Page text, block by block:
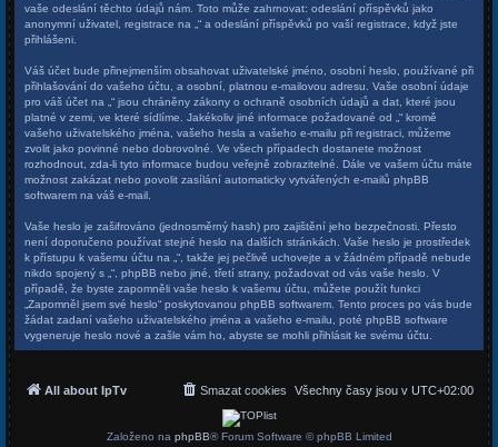
vaše odeslání těchto údajů nám. Toto může zahrnovat: odeslání příspěvků jako
anonymní uživatel, registrace na „“ a odeslání příspěvků po vaší registrace, když jste
přihlášeni.
Váš účet bude přinejmenším obsahovat uživatelské jméno, osobní heslo, používané při
přihlašování do vašeho účtu, a osobní, platnou e-mailovou adresu. Vaše osobní údaje
pro váš účet na „“ jsou chráněny zákony o ochraně osobních údajů a dat, které jsou
platné v zemi, ve které sídlíme. Jakékoliv jiné informace požadované od „“ kromě
vašeho uživatelského jména, vašeho hesla a vašeho e-mailu při registraci, můžeme
zvolit jako povinné nebo dobrovolné. Ve všech případech dostanete možnost
rozhodnout, zda-li tyto informace budou veřejně zobrazitelné. Dále ve vašem účtu máte
možnost zakázat nebo povolit zasílání automaticky vytvářených e-mailů phpBB
softwarem na váš e-mail.
Vaše heslo je zašifrováno (jednosměrný hash) pro zajištění jeho bezpečnosti. Přesto
není doporučeno používat stejné heslo na dalších stránkách. Vaše heslo je prostředek
k přístupu k vašemu účtu na „“, takže jej pečlivě uchovejte a v žádném případě nebude
nikdo spojený s „“, phpBB nebo jiné, třetí strany, požadovat od vás vaše heslo. V
případě, že byste zapomněli vaše heslo k vašemu účtu, můžete použít funkci
„Zapomněl jsem své heslo“ poskytovanou phpBB softwarem. Tento proces po vás bude
žádat zadaní vašeho uživatelského jména a vašeho e-mailu, poté phpBB software
vygeneruje heslo nové a zašle vám ho, abyste se mohli přihlásit ke svému účtu.
All about IpTv Všechny časy jsou v UTC+02:00
Smazat cookies
Založeno na phpBB® Forum Software © phpBB Limited